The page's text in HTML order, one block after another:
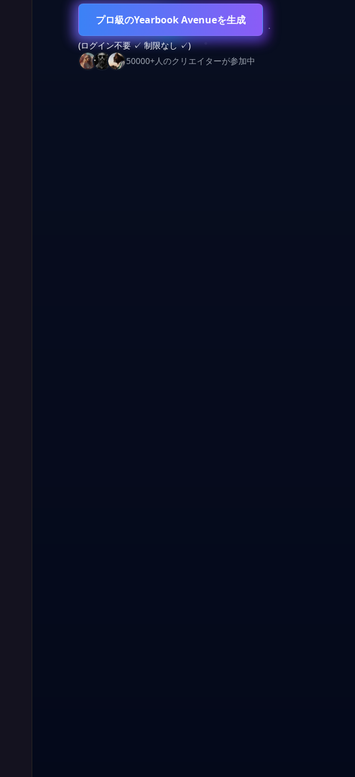
プロ級のYearbook Avenueを生成
(ログイン不要 ✓ 制限なし ✓)
50000+人のクリエイターが参加中